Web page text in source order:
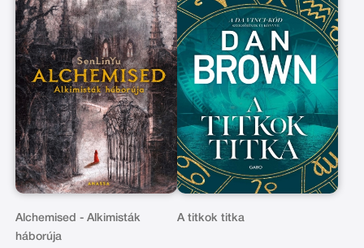
Alchemised - Alkimisták
háborúja
A titkok titka